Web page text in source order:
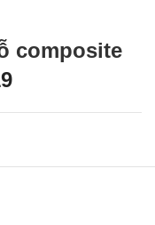
composite
nhựa gỗ)